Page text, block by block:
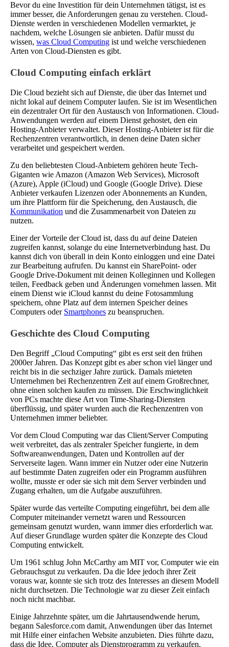
Bevor du eine Investition für dein Unternehmen tätigst, ist es
immer besser, die Anforderungen genau zu verstehen. Cloud-
Dienste werden in verschiedenen Modellen vermarktet, je
nachdem, welche Lösungen sie anbieten. Dafür musst du
wissen, was Cloud Computing ist und welche verschiedenen
Arten von Cloud-Diensten es gibt.
Cloud Computing einfach erklärt
Die Cloud bezieht sich auf Dienste, die über das Internet und
nicht lokal auf deinem Computer laufen. Sie ist im Wesentlichen
ein dezentraler Ort für den Austausch von Informationen. Cloud-
Anwendungen werden auf einem Dienst gehostet, den ein
Hosting-Anbieter verwaltet. Dieser Hosting-Anbieter ist für die
Rechenzentren verantwortlich, in denen deine Daten sicher
verarbeitet und gespeichert werden.
Zu den beliebtesten Cloud-Anbietern gehören heute Tech-
Giganten wie Amazon (Amazon Web Services), Microsoft
(Azure), Apple (iCloud) und Google (Google Drive). Diese
Anbieter verkaufen Lizenzen oder Abonnements an Kunden,
um ihre Plattform für die Speicherung, den Austausch, die
Kommunikation und die Zusammenarbeit von Dateien zu
nutzen.
Einer der Vorteile der Cloud ist, dass du auf deine Dateien
zugreifen kannst, solange du eine Internetverbindung hast. Du
kannst dich von überall in dein Konto einloggen und eine Datei
zur Bearbeitung aufrufen. Du kannst ein SharePoint- oder
Google Drive-Dokument mit deinen Kolleginnen und Kollegen
teilen, Feedback geben und Änderungen vornehmen lassen. Mit
einem Dienst wie iCloud kannst du deine Fotosammlung
speichern, ohne Platz auf dem internen Speicher deines
Computers oder Smartphones zu beanspruchen.
Geschichte des Cloud Computing
Den Begriff „Cloud Computing“ gibt es erst seit den frühen
2000er Jahren. Das Konzept gibt es aber schon viel länger und
reicht bis in die sechziger Jahre zurück. Damals mieteten
Unternehmen bei Rechenzentren Zeit auf einem Großrechner,
ohne einen solchen kaufen zu müssen. Die Erschwinglichkeit
von PCs machte diese Art von Time-Sharing-Diensten
überflüssig, und später wurden auch die Rechenzentren von
Unternehmen immer beliebter.
Vor dem Cloud Computing war das Client/Server Computing
weit verbreitet, das als zentraler Speicher fungierte, in dem
Softwareanwendungen, Daten und Kontrollen auf der
Serverseite lagen. Wann immer ein Nutzer oder eine Nutzerin
auf bestimmte Daten zugreifen oder ein Programm ausführen
wollte, musste er oder sie sich mit dem Server verbinden und
Zugang erhalten, um die Aufgabe auszuführen.
Später wurde das verteilte Computing eingeführt, bei dem alle
Computer miteinander vernetzt waren und Ressourcen
gemeinsam genutzt wurden, wann immer dies erforderlich war.
Auf dieser Grundlage wurden später die Konzepte des Cloud
Computing entwickelt.
Um 1961 schlug John McCarthy am MIT vor, Computer wie ein
Gebrauchsgut zu verkaufen. Da die Idee jedoch ihrer Zeit
voraus war, konnte sie sich trotz des Interesses an diesem Modell
nicht durchsetzen. Die Technologie war zu dieser Zeit einfach
noch nicht machbar.
Einige Jahrzehnte später, um die Jahrtausendwende herum,
begann Salesforce.com damit, Anwendungen über das Internet
mit Hilfe einer einfachen Website anzubieten. Dies führte dazu,
dass die Idee, Computer als Dienstprogramm zu verkaufen,